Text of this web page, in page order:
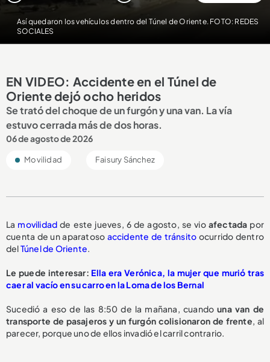
Así quedaron los vehículos dentro del Túnel de Oriente. FOTO: REDES
SOCIALES
EN VIDEO: Accidente en el Túnel de
Oriente dejó ocho heridos
Se trató del choque de un furgón y una van. La vía
estuvo cerrada más de dos horas.
06 de agosto de 2026
Movilidad Faisury Sánchez
La movilidad de este jueves, 6 de agosto, se vioafectada por
cuenta de un aparatoso accidente de tránsito ocurrido dentro
delTúnel de Oriente.
Le puede interesar: Ella era Verónica, la mujer que murió tras
caer al vacío en su carro en la Loma de los Bernal
Sucedió a eso de las 8:50 de la mañana, cuandouna van de
transporte de pasajeros y un furgón colisionaron de frente, al
parecer, porque uno de ellos invadió el carril contrario.